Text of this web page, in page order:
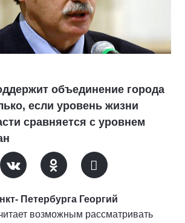
объединение города
если уровень жизни
сравняется с уровнем
Петербурга Георгий
возможным рассматривать